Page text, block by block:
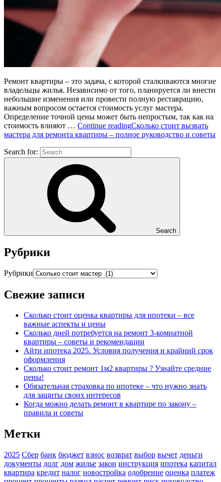
Ремонт квартиры – это задача, с которой сталкиваются многие
владельцы жилья. Независимо от того, планируется ли внести
небольшие изменения или провести полную реставрацию,
важным вопросом остается стоимость услуг мастера.
Определение точной цены может быть непростым, так как на
стоимость влияют … Continue readingСколько стоит вызвать
мастера для ремонта квартиры – полное руководство и советы
Search for:
Search
Рубрики
Рубрики
Свежие записи
Сколько стоит оценка квартиры для ипотеки – все
важные аспекты и цены
Сколько дней потребуется на ремонт 3-комнатной
квартиры – советы и рекомендации
Айти ипотека 2025. Условия получения и крайний срок
оформления
Сколько стоит ремонт 1м2 квартиры ? Узнайте средние
цены!
Обязательная страховка по ипотеке – что нужно знать
для защиты своих интересов
Когда можно делать ремонт в квартире по закону –
правила и советы
Метки
2025 Сбер банк бюджет взнос возврат выбор вычет деньги
документы долг дом жилье закон инструкция ипотека капитал
квартира кредит налог новостройка одобрение оценка платеж